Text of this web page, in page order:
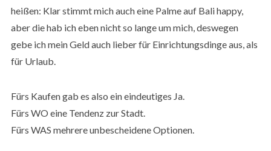
heißen: Klar stimmt mich auch eine Palme auf Bali happy,
aber die hab ich eben nicht so lange um mich, deswegen
gebe ich mein Geld auch lieber für Einrichtungsdinge aus, als
für Urlaub.
Fürs Kaufen gab es also ein eindeutiges Ja.
Fürs WO eine Tendenz zur Stadt.
Fürs WAS mehrere unbescheidene Optionen.